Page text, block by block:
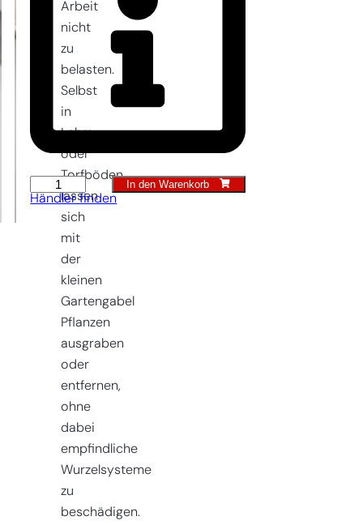
Damengabel
4z
In den Warenkorb
Händler finden
Arbeit
nicht
zu
belasten.
Selbst
in
Lehm-
oder
Torfböden
lassen
sich
mit
der
kleinen
Gartengabel
Pflanzen
ausgraben
oder
entfernen,
ohne
dabei
empfindliche
Wurzelsysteme
zu
beschädigen.